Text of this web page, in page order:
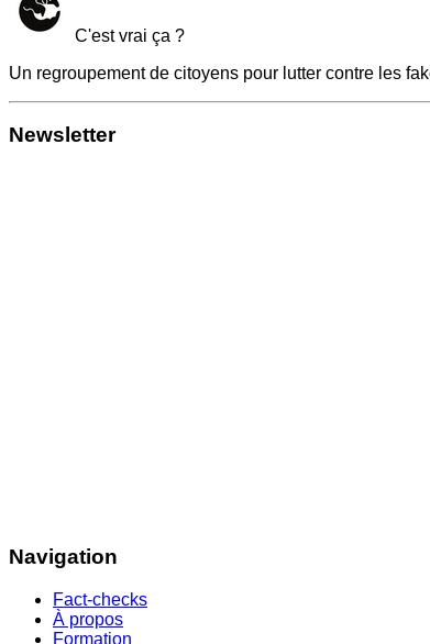
C'est vrai ça ?
Un regroupement de citoyens pour lutter contre les
Newsletter
Navigation
Fact-checks
À propos
Formation